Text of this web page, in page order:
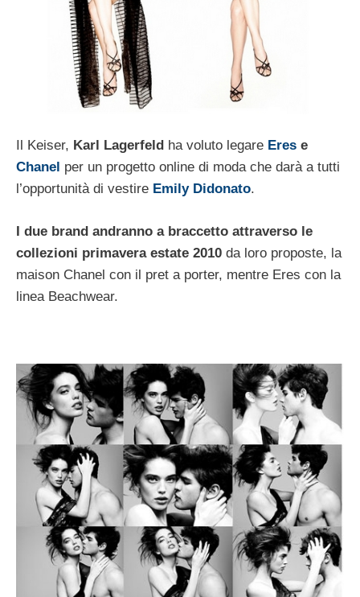
Il Keiser, Karl Lagerfeld ha voluto legare Eres e
Chanel per un progetto online di moda che darà a tutti
l’opportunità di vestire Emily Didonato.
I due brand andranno a braccetto attraverso le
collezioni primavera estate 2010 da loro proposte, la
maison Chanel con il pret a porter, mentre Eres con la
linea Beachwear.